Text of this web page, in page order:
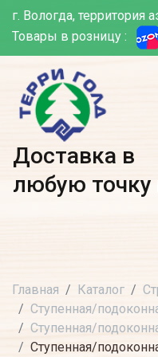
г. Вологда,
Товары в розницу :
Доставка в
любую точку
Главная Каталог
Ступенная/
Ступенная/
Ступенная/